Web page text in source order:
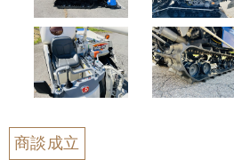
商談成立